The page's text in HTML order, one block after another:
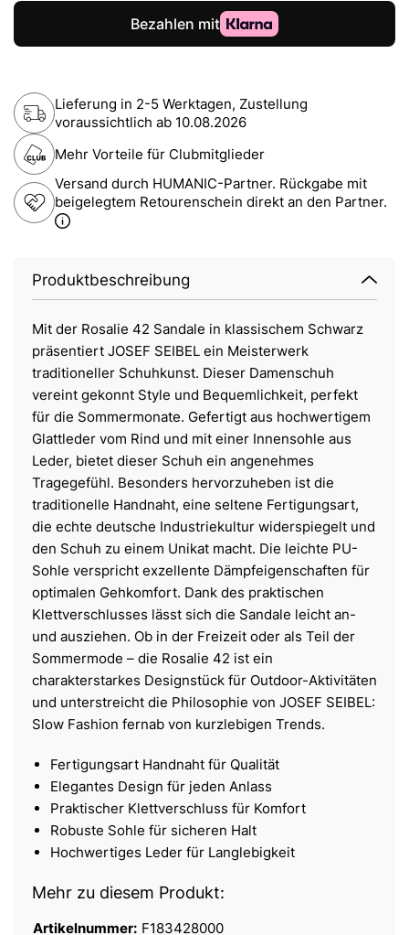
Lieferung in 2-5 Werktagen, Zustellung
voraussichtlich ab 10.08.2026
Mehr Vorteile für Clubmitglieder
Versand durch HUMANIC-Partner. Rückgabe mit
beigelegtem Retourenschein direkt an den Partner.
Produktbeschreibung
Mit der Rosalie 42 Sandale in klassischem Schwarz
präsentiert JOSEF SEIBEL ein Meisterwerk
traditioneller Schuhkunst. Dieser Damenschuh
vereint gekonnt Style und Bequemlichkeit, perfekt
für die Sommermonate. Gefertigt aus hochwertigem
Glattleder vom Rind und mit einer Innensohle aus
Leder, bietet dieser Schuh ein angenehmes
Tragegefühl. Besonders hervorzuheben ist die
traditionelle Handnaht, eine seltene Fertigungsart,
die echte deutsche Industriekultur widerspiegelt und
den Schuh zu einem Unikat macht. Die leichte PU-
Sohle verspricht exzellente Dämpfeigenschaften für
optimalen Gehkomfort. Dank des praktischen
Klettverschlusses lässt sich die Sandale leicht an-
und ausziehen. Ob in der Freizeit oder als Teil der
Sommermode – die Rosalie 42 ist ein
charakterstarkes Designstück für Outdoor-Aktivitäten
und unterstreicht die Philosophie von JOSEF SEIBEL:
Slow Fashion fernab von kurzlebigen Trends.
Fertigungsart Handnaht für Qualität
Elegantes Design für jeden Anlass
Praktischer Klettverschluss für Komfort
Robuste Sohle für sicheren Halt
Hochwertiges Leder für Langlebigkeit
Mehr zu diesem Produkt:
Artikelnummer: F183428000